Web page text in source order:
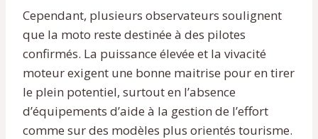
Cependant, plusieurs observateurs soulignent
que la moto reste destinée à des pilotes
confirmés. La puissance élevée et la vivacité
moteur exigent une bonne maitrise pour en tirer
le plein potentiel, surtout en l’absence
d’équipements d’aide à la gestion de l’effort
comme sur des modèles plus orientés tourisme.